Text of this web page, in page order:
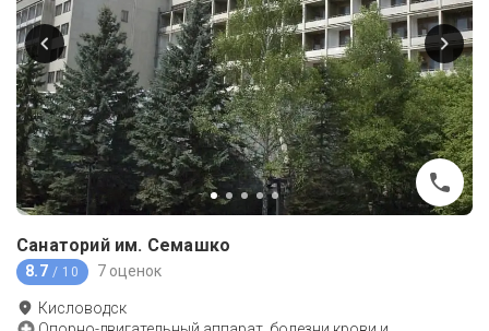
Санаторий им. Семашко
8.7 / 10 7 оценок
Кисловодск